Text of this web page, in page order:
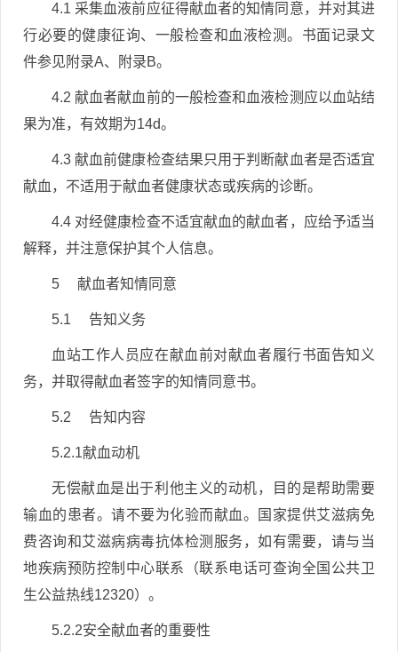
4.1 采集血液前应征得献血者的知情同意，并对其进
行必要的健康征询、一般检查和血液检测。书面记录文
件参见附录A、附录B。
4.2 献血者献血前的一般检查和血液检测应以血站结
果为准，有效期为14d。
4.3 献血前健康检查结果只用于判断献血者是否适宜
献血，不适用于献血者健康状态或疾病的诊断。
4.4 对经健康检查不适宜献血的献血者，应给予适当
解释，并注意保护其个人信息。
5 献血者知情同意
5.1 告知义务
血站工作人员应在献血前对献血者履行书面告知义
务，并取得献血者签字的知情同意书。
5.2 告知内容
5.2.1献血动机
无偿献血是出于利他主义的动机，目的是帮助需要
输血的患者。请不要为化验而献血。国家提供艾滋病免
费咨询和艾滋病病毒抗体检测服务，如有需要，请与当
地疾病预防控制中心联系（联系电话可查询全国公共卫
生公益热线12320）。
5.2.2安全献血者的重要性